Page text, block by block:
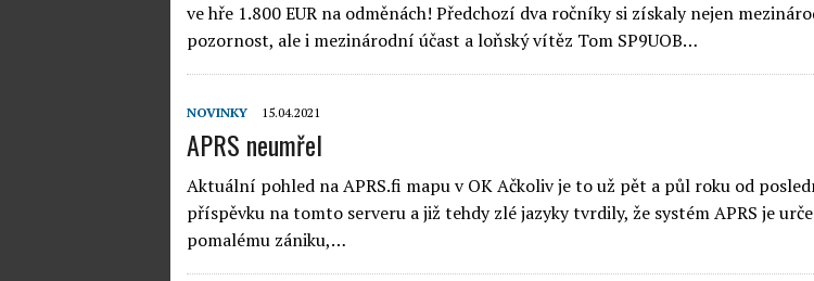
ve hře 1.800 EUR na odměnách! Předchozí dva ročníky si získaly nejen
pozornost, ale i mezinárodní účast a loňský vítěz Tom SP9UOB…
NOVINKY 15.04.2021
APRS neumřel
Aktuální pohled na APRS.fi mapu v OK Ačkoliv je to už pět a půl roku od
příspěvku na tomto serveru a již tehdy zlé jazyky tvrdily, že systém APRS je
pomalému zániku,…